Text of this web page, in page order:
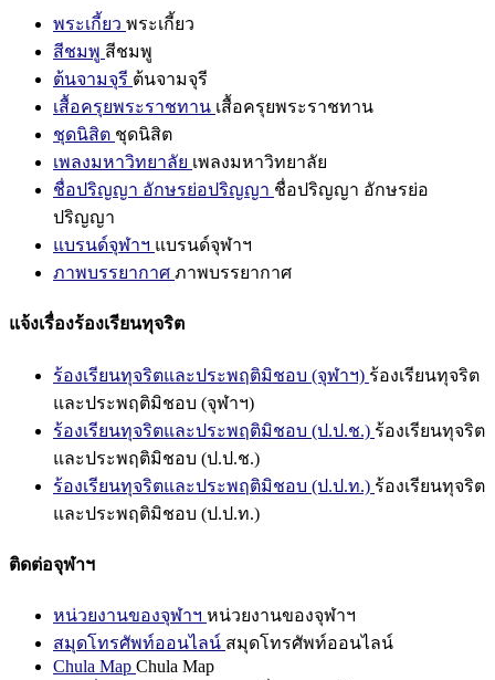
พระเกี้ยว พระเกี้ยว
สีชมพู สีชมพู
ต้นจามจุรี ต้นจามจุรี
เสื้อครุยพระราชทาน เสื้อครุยพระราชทาน
ชุดนิสิต ชุดนิสิต
เพลงมหาวิทยาลัย เพลงมหาวิทยาลัย
ชื่อปริญญา อักษรย่อปริญญา ชื่อปริญญา อักษรย่อ
ปริญญา
แบรนด์จุฬาฯ แบรนด์จุฬาฯ
ภาพบรรยากาศ ภาพบรรยากาศ
แจ้งเรื่องร้องเรียนทุจริต
ร้องเรียนทุจริตและประพฤติมิชอบ (จุฬาฯ) ร้องเรียนทุจริต
และประพฤติมิชอบ (จุฬาฯ)
ร้องเรียนทุจริตและประพฤติมิชอบ (ป.ป.ช.) ร้องเรียนทุจริต
และประพฤติมิชอบ (ป.ป.ช.)
ร้องเรียนทุจริตและประพฤติมิชอบ (ป.ป.ท.) ร้องเรียนทุจริต
และประพฤติมิชอบ (ป.ป.ท.)
ติดต่อจุฬาฯ
หน่วยงานของจุฬาฯ หน่วยงานของจุฬาฯ
สมุดโทรศัพท์ออนไลน์ สมุดโทรศัพท์ออนไลน์
Chula Map Chula Map